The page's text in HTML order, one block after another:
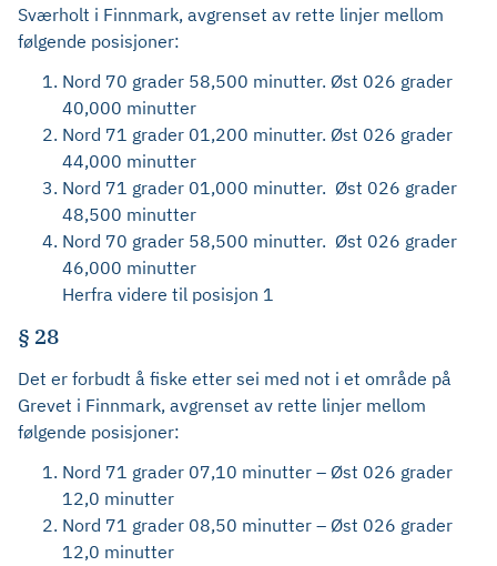
Sværholt i Finnmark, avgrenset av rette linjer mellom
følgende posisjoner:
Nord 70 grader 58,500 minutter. Øst 026 grader
40,000 minutter
Nord 71 grader 01,200 minutter. Øst 026 grader
44,000 minutter
Nord 71 grader 01,000 minutter. Øst 026 grader
48,500 minutter
Nord 70 grader 58,500 minutter. Øst 026 grader
46,000 minutter
Herfra videre til posisjon 1
§ 28
Det er forbudt å fiske etter sei med not i et område på
Grevet i Finnmark, avgrenset av rette linjer mellom
følgende posisjoner:
Nord 71 grader 07,10 minutter – Øst 026 grader
12,0 minutter
Nord 71 grader 08,50 minutter – Øst 026 grader
12,0 minutter